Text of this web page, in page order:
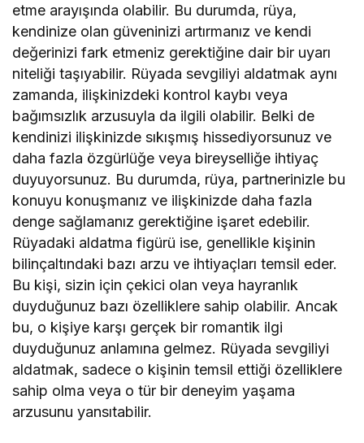
etme arayışında olabilir. Bu durumda, rüya,
kendinize olan güveninizi artırmanız ve kendi
değerinizi fark etmeniz gerektiğine dair bir uyarı
niteliği taşıyabilir. Rüyada sevgiliyi aldatmak aynı
zamanda, ilişkinizdeki kontrol kaybı veya
bağımsızlık arzusuyla da ilgili olabilir. Belki de
kendinizi ilişkinizde sıkışmış hissediyorsunuz ve
daha fazla özgürlüğe veya bireyselliğe ihtiyaç
duyuyorsunuz. Bu durumda, rüya, partnerinizle bu
konuyu konuşmanız ve ilişkinizde daha fazla
denge sağlamanız gerektiğine işaret edebilir.
Rüyadaki aldatma figürü ise, genellikle kişinin
bilinçaltındaki bazı arzu ve ihtiyaçları temsil eder.
Bu kişi, sizin için çekici olan veya hayranlık
duyduğunuz bazı özelliklere sahip olabilir. Ancak
bu, o kişiye karşı gerçek bir romantik ilgi
duyduğunuz anlamına gelmez. Rüyada sevgiliyi
aldatmak, sadece o kişinin temsil ettiği özelliklere
sahip olma veya o tür bir deneyim yaşama
arzusunu yansıtabilir.